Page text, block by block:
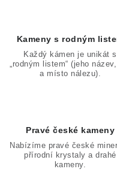
Kameny s rodným
Každý kámen je unikát s
„rodným listem“ (jeho
a místo nálezu).
Pravé české kameny
Nabízíme pravé české
přírodní krystaly a drahé
kameny.